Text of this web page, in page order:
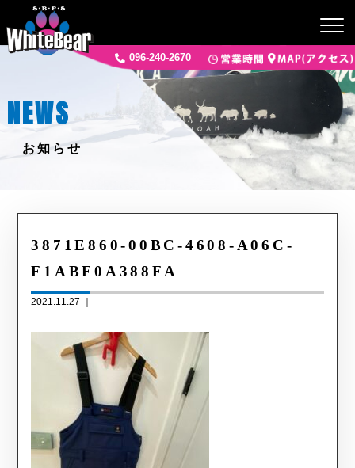
096-240-2670
NEWS
お知らせ
3871E860-00BC-4608-A06C-
F1ABF0A388FA
2021.11.27 ｜